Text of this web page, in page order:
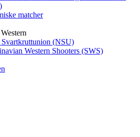
matcher
(NSU)
Western Shooters (SWS)